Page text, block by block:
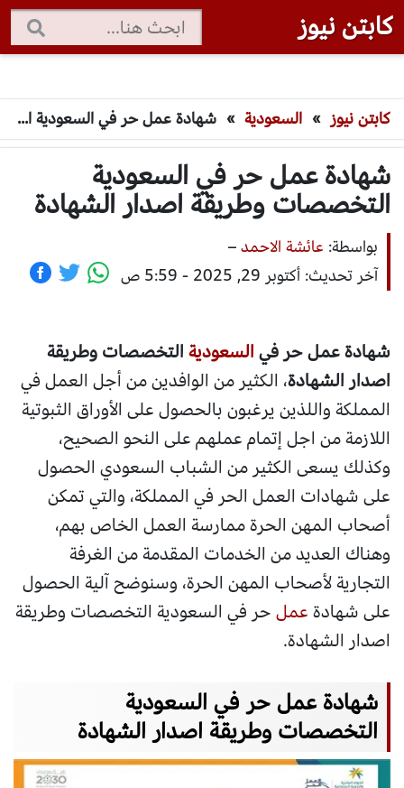
كابتن نيوز
كابتن نيوز » السعودية » شهادة عمل حر في السعودية التخصصات وطريقة اصدار الشهادة
شهادة عمل حر في السعودية
التخصصات وطريقة اصدار الشهادة
بواسطة: عائشة الاحمد–
آخر تحديث: أكتوبر 29, 2025 - 5:59 ص
شهادة عمل حر فيالسعوديةالتخصصات وطريقة
اصدار الشهادة، الكثير من الوافدين من أجل العمل في
المملكة واللذين يرغبون بالحصول على الأوراق الثبوتية
اللازمة من اجل إتمام عملهم على النحو الصحيح،
وكذلك يسعى الكثير من الشباب السعودي الحصول
على شهادات العمل الحر في المملكة، والتي تمكن
أصحاب المهن الحرة ممارسة العمل الخاص بهم،
وهناك العديد من الخدمات المقدمة من الغرفة
التجارية لأصحاب المهن الحرة، وسنوضح آلية الحصول
على شهادةعملحر في السعودية التخصصات وطريقة
اصدار الشهادة.
شهادة عمل حر في السعودية
التخصصات وطريقة اصدار الشهادة